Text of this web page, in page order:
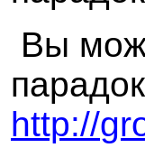
Вы
http://